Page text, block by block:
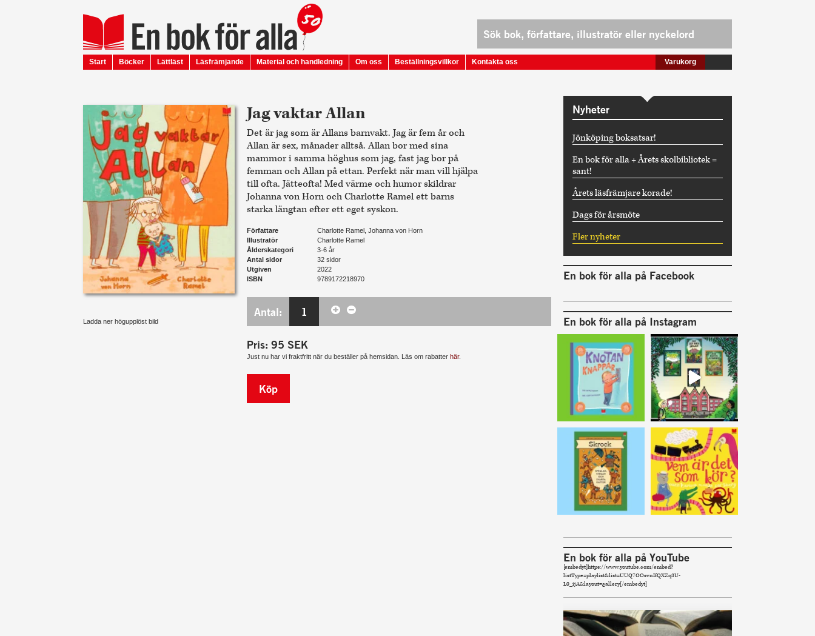
Start Böcker Lättläst Läsfrämjande Material och handledning Om oss Beställningsvillkor Kontakta oss Varukorg
Ladda ner högupplöst bild
Jag vaktar Allan
Det är jag som är Allans barnvakt. Jag är fem år och
Allan är sex, månader alltså. Allan bor med sina
mammor i samma höghus som jag, fast jag bor på
femman och Allan på ettan. Perfekt när man vill hjälpa
till ofta. Jätteofta! Med värme och humor skildrar
Johanna von Horn och Charlotte Ramel ett barns
starka längtan efter ett eget syskon.
Författare
Charlotte Ramel, Johanna von Horn
Illustratör
Charlotte Ramel
Ålderskategori
3-6 år
Antal sidor
32 sidor
Utgiven
2022
ISBN
9789172218970
Antal: 1
Pris:95 SEK
Just nu har vi fraktfritt när du beställer på hemsidan. Läs om rabatterhär.
Köp
Nyheter
Jönköping boksatsar!
En bok för alla + Årets skolbibliotek =
sant!
Årets läsfrämjare korade!
Dags för årsmöte
Fler nyheter
En bok för alla på Facebook
En bok för alla på Instagram
En bok för alla på YouTube
[embedyt]https://www.youtube.com/embed?
listType=playlist&list=UUQ7OOsvnIfQXZq3U-
L0_ijA&layout=gallery[/embedyt]